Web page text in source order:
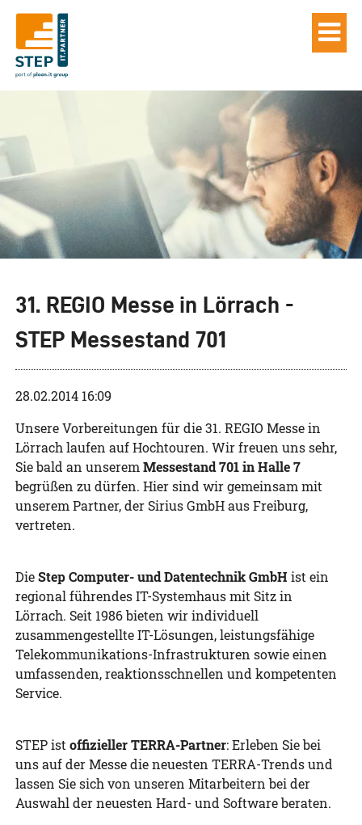
31. REGIO Messe in Lörrach -
STEP Messestand 701
28.02.2014 16:09
Unsere Vorbereitungen für die 31. REGIO Messe in
Lörrach laufen auf Hochtouren. Wir freuen uns sehr,
Sie bald an unseremMessestand 701 in Halle 7
begrüßen zu dürfen. Hier sind wir gemeinsam mit
unserem Partner, der Sirius GmbH aus Freiburg,
vertreten.
DieStep Computer- und Datentechnik GmbH ist ein
regional führendes IT-Systemhaus mit Sitz in
Lörrach. Seit 1986 bieten wir individuell
zusammengestellte IT-Lösungen, leistungsfähige
Telekommunikations-Infrastrukturen sowie einen
umfassenden, reaktionsschnellen und kompetenten
Service.
STEP istoffizieller TERRA-Partner: Erleben Sie bei
uns auf der Messe die neuesten TERRA-Trends und
lassen Sie sich von unseren Mitarbeitern bei der
Auswahl der neuesten Hard- und Software beraten.